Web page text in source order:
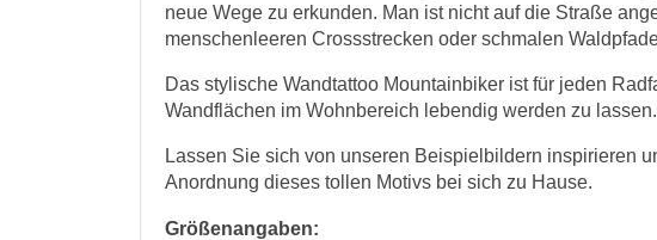
neue Wege zu erkunden. Man ist nicht auf die Straße
menschenleeren Crossstrecken oder schmalen
Das stylische Wandtattoo Mountainbiker ist für jeden
Wandflächen im Wohnbereich lebendig werden zu lassen.
Lassen Sie sich von unseren Beispielbildern inspirieren
Anordnung dieses tollen Motivs bei sich zu Hause.
Größenangaben: